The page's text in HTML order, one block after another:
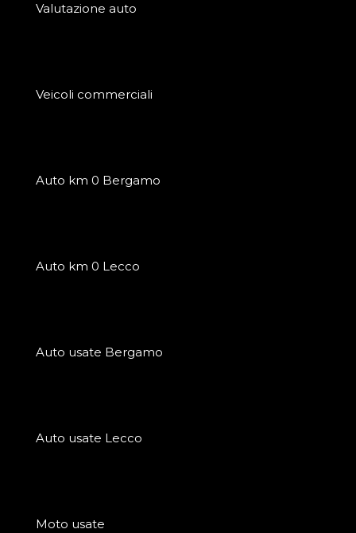
Valutazione auto
Veicoli commerciali
Auto km 0 Bergamo
Auto km 0 Lecco
Auto usate Bergamo
Auto usate Lecco
Moto usate